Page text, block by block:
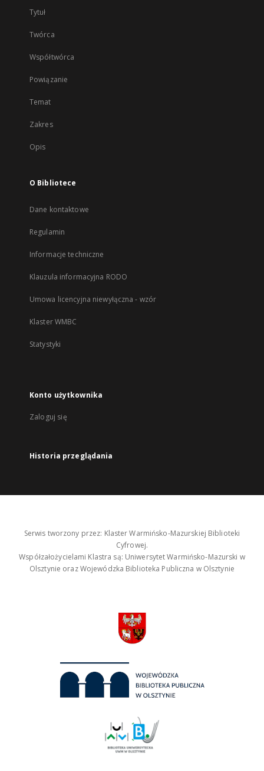
Tytuł
Twórca
Współtwórca
Powiązanie
Temat
Zakres
Opis
O Bibliotece
Dane kontaktowe
Regulamin
Informacje techniczne
Klauzula informacyjna RODO
Umowa licencyjna niewyłączna - wzór
Klaster WMBC
Statystyki
Konto użytkownika
Zaloguj się
Historia przeglądania
Serwis tworzony przez: Klaster Warmińsko-Mazurskiej Biblioteki
Cyfrowej.
Współzałożycielami Klastra są: Uniwersytet Warmińsko-Mazurski w
Olsztynie oraz Wojewódzka Biblioteka Publiczna w Olsztynie